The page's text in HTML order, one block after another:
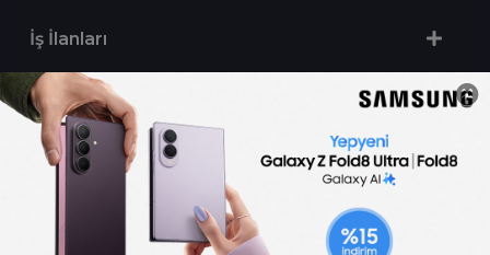
İş İlanları
Sertifika Programları
Yetenek Testleri